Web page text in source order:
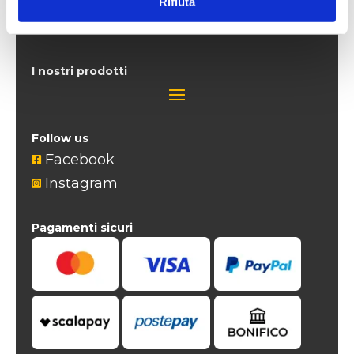
Menichini Store
I nostri prodotti
Follow us
 Facebook
 Instagram
Pagamenti sicuri